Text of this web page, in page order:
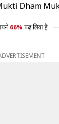
Dham
66% पढ़ लिया है